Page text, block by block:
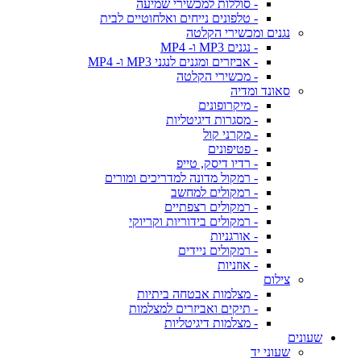
- סוללות למכשירי שמיעה
- טלפונים נייחים ואלחוטיים לבית
נגנים ומכשירי הקלטה
- נגנים MP3 ו- MP4
- אביזרים ומגנים לנגני MP3 ו- MP4
- מכשירי הקלטה
סאונד ומדיה
- מיקרופונים
- מסגרות דיגיטליות
- מקרני קול
- פטיפונים
- רדיו דיסק, טייפ
- רמקול מדונה למדריכים ומורים
- רמקולים למחשב
- רמקולים רצפתיים
- רמקולים בידוריות וקריוקי
- אורגניות
- רמקולים ניידים
- אוזניות
צילום
- מצלמות אבטחה ביתיות
- תיקים ואביזרים למצלמות
- מצלמות דיגיטליות
שעונים
שעוני יד